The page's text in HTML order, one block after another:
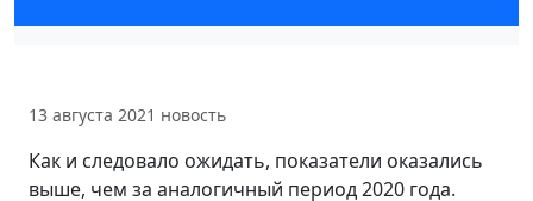
13 августа 2021 новость
Как и следовало ожидать, показатели оказались
выше, чем за аналогичный период 2020 года.